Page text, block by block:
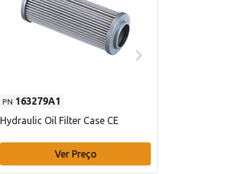
PN 163279A1
Hydraulic Oil Filter Case CE
Ver Preço